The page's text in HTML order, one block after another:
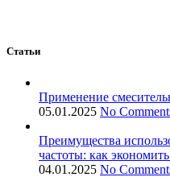
Статьи
Применение
05.01.2025 No
Преимущества
частоты: как
04.01.2025 No